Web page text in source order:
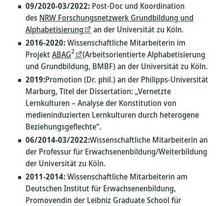
09/2020-03/2022: Post-Doc und Koordination
des NRW Forschungsnetzwerk Grundbildung und
Alphabetisierung
an der Universität zu Köln.
2016-2020:Wissenschaftliche Mitarbeiterin im
ProjektABAG2
(Arbeitsorientierte Alphabetisierung
und Grundbildung, BMBF) an der Universität zu Köln.
2019:Promotion (Dr. phil.) an der Philipps-Universität
Marburg, Titel der Dissertation: „Vernetzte
Lernkulturen – Analyse der Konstitution von
medieninduzierten Lernkulturen durch heterogene
Beziehungsgeflechte“.
06/2014-03/2022:Wissenschaftliche Mitarbeiterin an
der Professur für Erwachsenenbildung/Weiterbildung
der Universität zu Köln.
2011-2014:Wissenschaftliche Mitarbeiterin am
Deutschen Institut für Erwachsenenbildung,
Promovendin der Leibniz Graduate School für